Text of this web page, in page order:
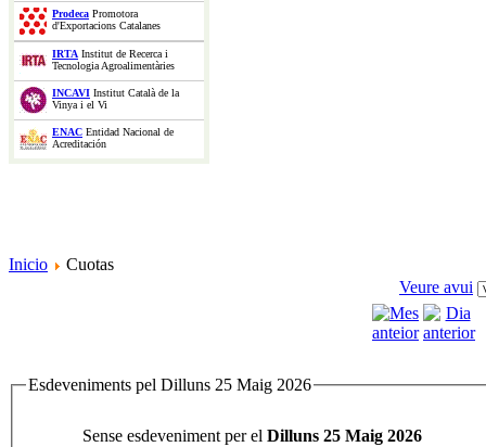
Prodeca Promotora
d'Exportacions Catalanes
IRTA Institut de Recerca i
Tecnologia Agroalimentàries
INCAVI Institut Català de la
Vinya i el Vi
ENAC Entidad Nacional de
Acreditación
Inicio
Cuotas
Veure avui
Esdeveniments pel Dilluns 25 Maig 2026
Sense esdeveniment per el Dilluns 25 Maig 2026